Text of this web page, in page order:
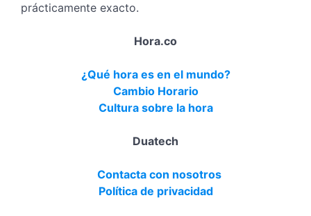
prácticamente exacto.
Hora.co
¿Qué hora es en el mundo?
Cambio Horario
Cultura sobre la hora
Duatech
Contacta con nosotros
Política de privacidad